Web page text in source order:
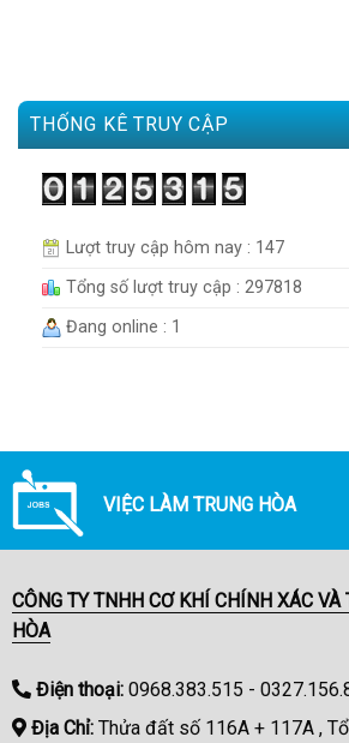
THỐNG KÊ TRUY CẬP
Lượt truy cập hôm nay : 147
Tổng số lượt truy cập : 297818
Đang online : 1
VIỆC LÀM TRUNG HÒA
CÔNG TY TNHH CƠ KHÍ CHÍNH XÁC VÀ
HÒA
Điện thoại:0968.383.515 -
Địa Chỉ:Thửa đất số 116A + 117A ,